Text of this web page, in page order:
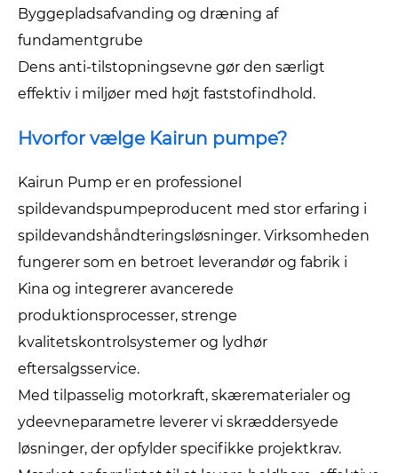
Byggepladsafvanding og dræning af
fundamentgrube
Dens anti-tilstopningsevne gør den særligt
effektiv i miljøer med højt faststofindhold.
Hvorfor vælge Kairun pumpe?
Kairun Pump er en professionel
spildevandspumpeproducent med stor erfaring i
spildevandshåndteringsløsninger. Virksomheden
fungerer som en betroet leverandør og fabrik i
Kina og integrerer avancerede
produktionsprocesser, strenge
kvalitetskontrolsystemer og lydhør
eftersalgsservice.
Med tilpasselig motorkraft, skærematerialer og
ydeevneparametre leverer vi skræddersyede
løsninger, der opfylder specifikke projektkrav.